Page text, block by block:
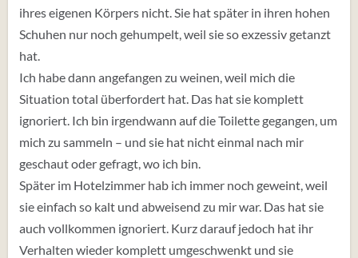
ihres eigenen Körpers nicht. Sie hat später in ihren hohen
Schuhen nur noch gehumpelt, weil sie so exzessiv getanzt
hat.
Ich habe dann angefangen zu weinen, weil mich die
Situation total überfordert hat. Das hat sie komplett
ignoriert. Ich bin irgendwann auf die Toilette gegangen, um
mich zu sammeln – und sie hat nicht einmal nach mir
geschaut oder gefragt, wo ich bin.
Später im Hotelzimmer hab ich immer noch geweint, weil
sie einfach so kalt und abweisend zu mir war. Das hat sie
auch vollkommen ignoriert. Kurz darauf jedoch hat ihr
Verhalten wieder komplett umgeschwenkt und sie